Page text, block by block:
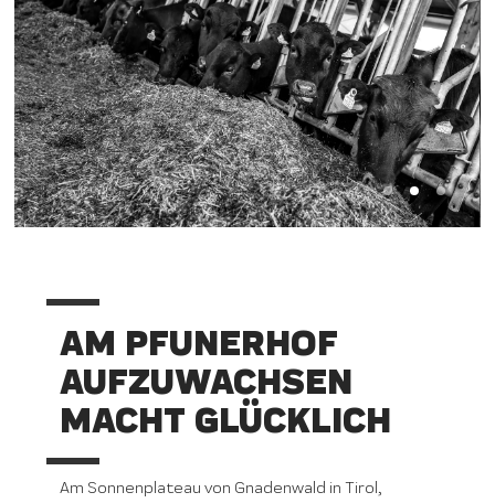
AM PFUNERHOF
AUFZUWACHSEN
MACHT GLÜCKLICH
Am Sonnenplateau von Gnadenwald in Tirol,